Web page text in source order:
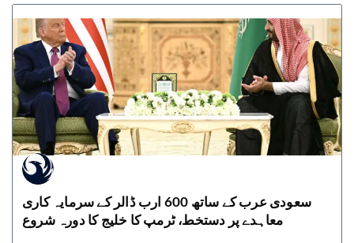
سعودی عرب کے ساتھ 600 ارب ڈالر کے سرمایہ کاری
معاہدے پر دستخط، ٹرمپ کا خلیج کا دورہ شروع